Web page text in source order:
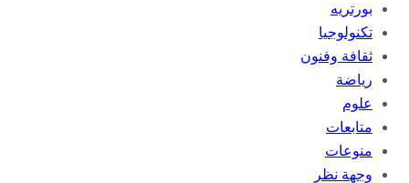
بورتريه
تكنولوجيا
ثقافة وفنون
رياضة
علوم
متابعات
منوعات
وجهة نظر